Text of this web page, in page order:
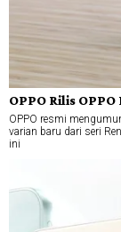
OPPO Rilis OPPO
OPPO resmi
varian baru dari seri
ini